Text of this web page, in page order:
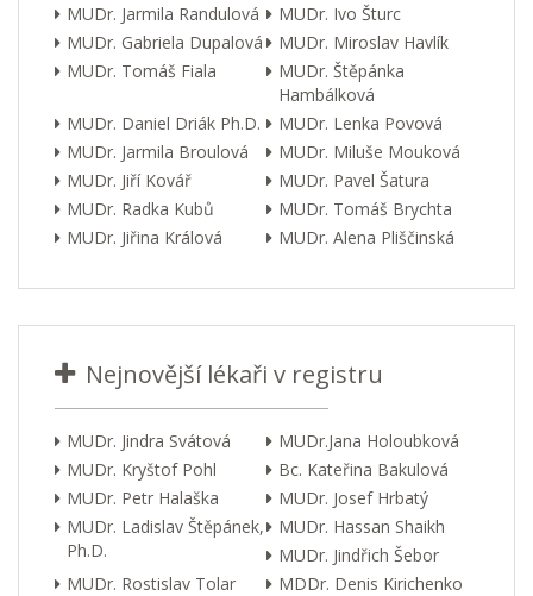
MUDr. Jarmila Randulová
MUDr. Ivo Šturc
MUDr. Gabriela Dupalová
MUDr. Miroslav Havlík
MUDr. Tomáš Fiala
MUDr. Štěpánka
Hambálková
MUDr. Daniel Driák Ph.D.
MUDr. Lenka Povová
MUDr. Jarmila Broulová
MUDr. Miluše Mouková
MUDr. Jiří Kovář
MUDr. Pavel Šatura
MUDr. Radka Kubů
MUDr. Tomáš Brychta
MUDr. Jiřina Králová
MUDr. Alena Pliščinská
Nejnovější lékaři v registru
MUDr. Jindra Svátová
MUDr.Jana Holoubková
MUDr. Kryštof Pohl
Bc. Kateřina Bakulová
MUDr. Petr Halaška
MUDr. Josef Hrbatý
MUDr. Ladislav Štěpánek,
Ph.D.
MUDr. Hassan Shaikh
MUDr. Jindřich Šebor
MUDr. Rostislav Tolar
MDDr. Denis Kirichenko